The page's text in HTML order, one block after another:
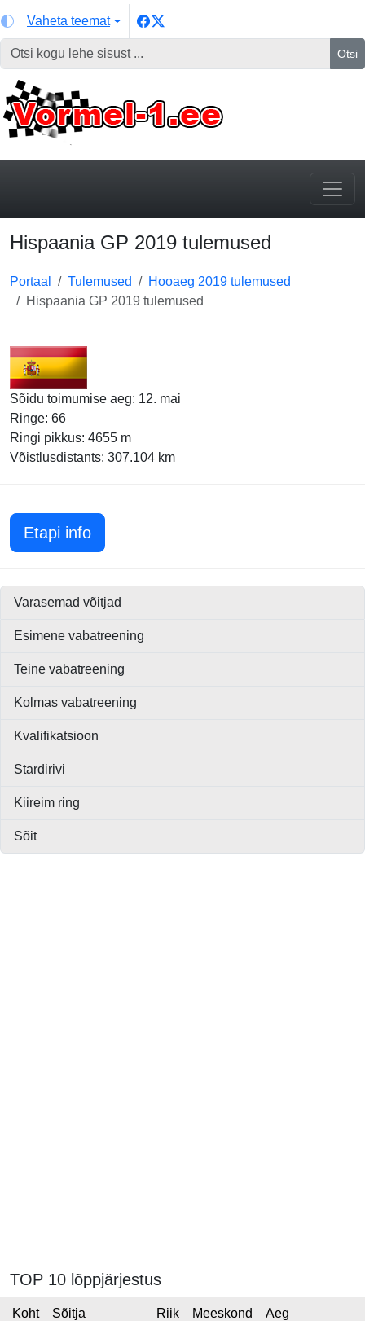
Vaheta teemat
Otsi
Hispaania GP 2019 tulemused
Portaal Tulemused
Hooaeg 2019 tulemused
Hispaania GP 2019 tulemused
Sõidu toimumise aeg: 12. mai
Ringe: 66
Ringi pikkus: 4655 m
Võistlusdistants: 307.104 km
Etapi infoHispaania GP 2019
Varasemad võitjad
Esimene vabatreening
Teine vabatreening
Kolmas vabatreening
Kvalifikatsioon
Stardirivi
Kiireim ring
Sõit
TOP 10 lõppjärjestus
Koht Sõitja Riik Meeskond Aeg